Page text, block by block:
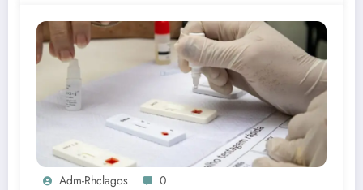
Adm-Rhclagos 0